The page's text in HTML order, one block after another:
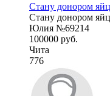
Стану донором
Стану донором
Юлия №69214
100000 руб.
Чита
776